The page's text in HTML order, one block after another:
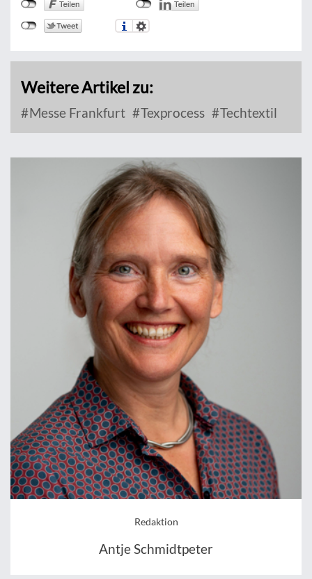
Weitere Artikel zu:
Messe Frankfurt Texprocess Techtextil
Redaktion
Antje Schmidtpeter